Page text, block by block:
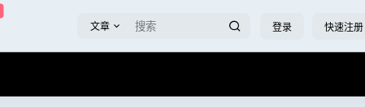
文章 登录 快速注册